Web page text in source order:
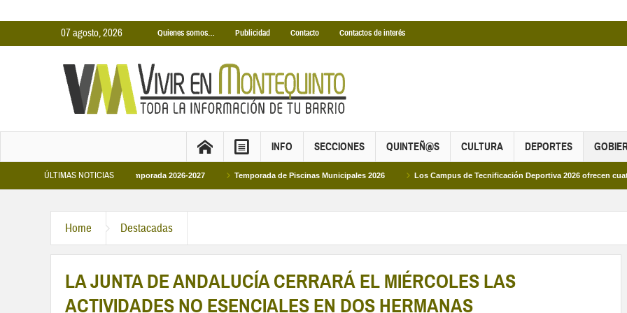
07 agosto, 2026 Quienes somos… Publicidad Contacto Contactos de interés
INFO SECCIONES QUINTEÑ@S CULTURA DEPORTES
ÚLTIMAS NOTICIAS
Municipales temporada 2026-2027 Temporada de Piscinas Municipales 2026 Los Campus de Tecnificación Deportiva 2026 ofrecen cuatro
Home Destacadas
LA JUNTA DE ANDALUCÍA CERRARÁ EL MIÉRCOLES LAS
ACTIVIDADES NO ESENCIALES EN DOS HERMANAS